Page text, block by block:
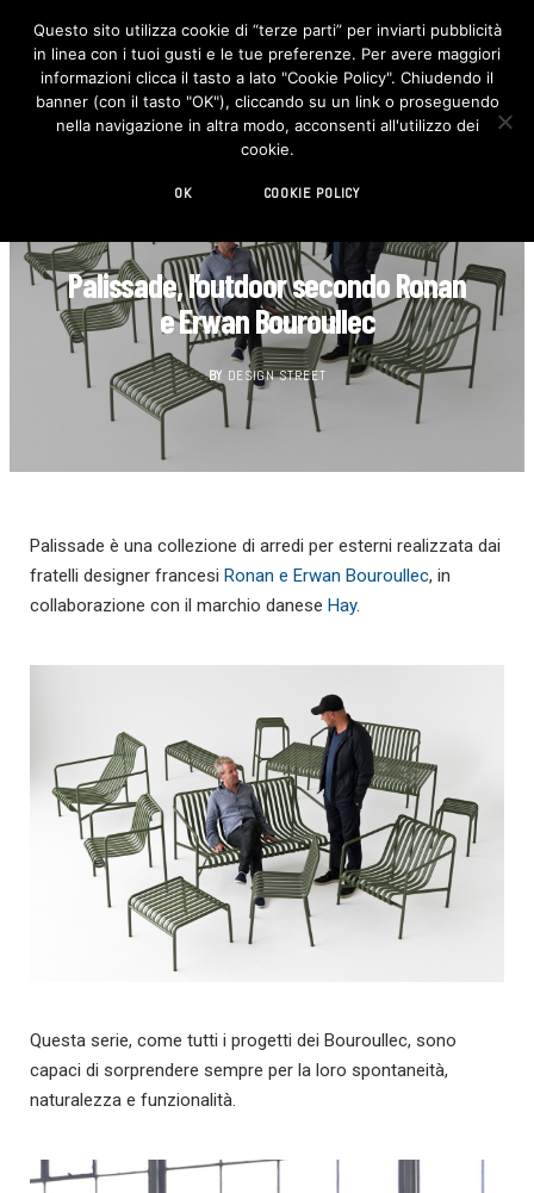
F
c
e
b
o
I
n
s
t
Palissade, l’outdoor secondo Ronan
e Erwan Bouroullec
BY DESIGN STREET
Palissade è una collezione di arredi per esterni realizzata dai
fratelli designer francesi Ronan e Erwan Bouroullec, in
collaborazione con il marchio danese Hay.
Questa serie, come tutti i progetti dei Bouroullec, sono
capaci di sorprendere sempre per la loro spontaneità,
naturalezza e funzionalità.
Questo sito utilizza cookie di “terze parti” per inviarti pubblicità
in linea con i tuoi gusti e le tue preferenze. Per avere maggiori
informazioni clicca il tasto a lato "Cookie Policy". Chiudendo il
banner (con il tasto "OK"), cliccando su un link o proseguendo
nella navigazione in altra modo, acconsenti all'utilizzo dei
cookie.
OK COOKIE POLICY